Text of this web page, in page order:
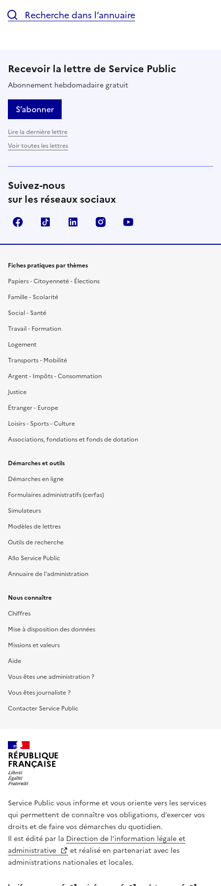
Recherche dans l’annuaire
Recevoir la lettre de Service Public
Abonnement hebdomadaire gratuit
S’abonner
Lire la dernière lettre
Voir toutes les lettres
Suivez-nous
sur les réseaux sociaux
FacebookTikTok LinkedIn Instagram
Fiches pratiques par thèmes
Papiers - Citoyenneté - Élections
Famille - Scolarité
Social - Santé
Travail - Formation
Logement
Transports - Mobilité
Argent - Impôts - Consommation
Justice
Étranger - Europe
Loisirs - Sports - Culture
Associations, fondations et fonds de dotation
Démarches et outils
Démarches en ligne
Formulaires administratifs (cerfas)
Simulateurs
Modèles de lettres
Outils de recherche
Allo Service Public
Annuaire de l'administration
Nous connaître
Chiffres
Mise à disposition des données
Missions et valeurs
Aide
Vous êtes une administration ?
Vous êtes journaliste ?
Contacter Service Public
RÉPUBLIQUE
FRANÇAISE
Service Public vous informe et vous oriente vers les services
qui permettent de connaître vos obligations, d’exercer vos
droits et de faire vos démarches du quotidien.
Il est édité par la Direction de l’information légale et
administrative
et réalisé en partenariat avec les
administrations nationales et locales.